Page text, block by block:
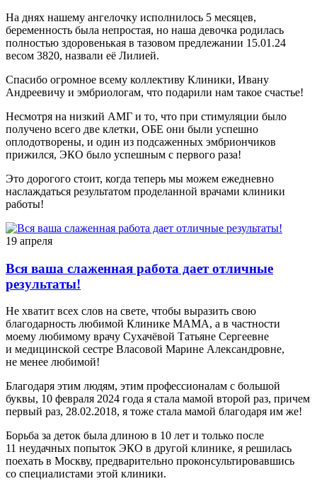
На днях нашему ангелочку исполнилось 5 месяцев,
беременность была непростая, но наша девочка родилась
полностью здоровенькая в тазовом предлежании 15.01.24
весом 3820, назвали её Лилией.
Спасибо огромное всему коллективу Клиники, Ивану
Андреевичу и эмбриологам, что подарили нам такое счастье!
Несмотря на низкий АМГ и то, что при стимуляции было
получено всего две клетки, ОБЕ они были успешно
оплодотворены, и один из подсаженных эмбриончиков
прижился, ЭКО было успешным с первого раза!
Это дорогого стоит, когда теперь мы можем ежедневно
наслаждаться результатом проделанной врачами клиники
работы!
19 апреля
Вся ваша слаженная работа дает отличные
результаты!
Не хватит всех слов на свете, чтобы выразить свою
благодарность любимой Клинике МАМА, а в частности
моему любимому врачу Сухачёвой Татьяне Сергеевне
и медицинской сестре Власовой Марине Александровне,
не менее любимой!
Благодаря этим людям, этим профессионалам с большой
буквы, 10 февраля 2024 года я стала мамой второй раз, причем
первый раз, 28.02.2018, я тоже стала мамой благодаря им же!
Борьба за деток была длиною в 10 лет и только после
11 неудачных попыток ЭКО в другой клинике, я решилась
поехать в Москву, предварительно проконсультировавшись
со специалистами этой клиники.